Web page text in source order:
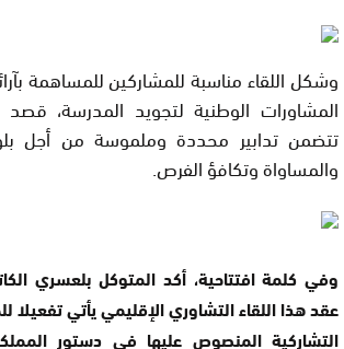
وشكل اللقاء مناسبة للمشاركين للمساهمة
المشاورات الوطنية لتجويد المدرسة،
تتضمن تدابير محددة وملموسة من أجل
والمساواة وتكافؤ الفرص.
وفي كلمة افتتاحية، أكد المتوكل بلعسري
عقد هذا اللقاء التشاوري الإقليمي يأتي تفعيلا
التشاركية المنصوص عليها في دستور